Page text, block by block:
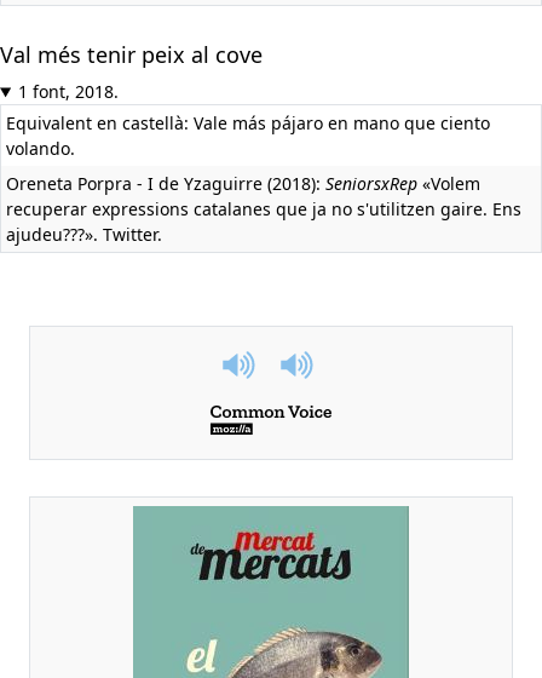
Val més tenir peix al cove
1 font, 2018.
Equivalent en castellà: Vale más pájaro en mano que ciento
volando.
Oreneta Porpra - I de Yzaguirre (2018): SeniorsxRep «Volem
recuperar expressions catalanes que ja no s'utilitzen gaire. Ens
ajudeu???». Twitter.